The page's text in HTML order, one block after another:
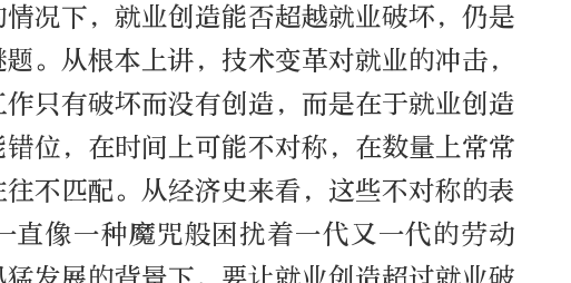
况下，就业创造能否超越就业破坏，仍是
。从根本上讲，技术变革对就业的冲击，
只有破坏而没有创造，而是在于就业创造
位，在时间上可能不对称，在数量上常常
不匹配。从经济史来看，这些不对称的表
直像一种魔咒般困扰着一代又一代的劳动